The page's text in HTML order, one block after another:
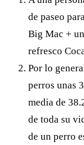
de paseo
Big Mac +
refresco
Por lo
perros unas
media de
de toda su
de un perro